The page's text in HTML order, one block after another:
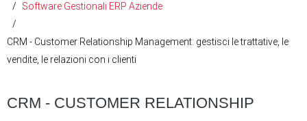
Software Gestionali ERP Aziende
CRM - Customer Relationship Management: gestisci le trattative, le
vendite, le relazioni con i clienti
CRM - CUSTOMER RELATIONSHIP